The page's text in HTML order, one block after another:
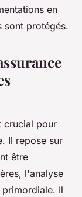
en
sont protégés.
crucial pour
Il repose sur
être
l'analyse
Il